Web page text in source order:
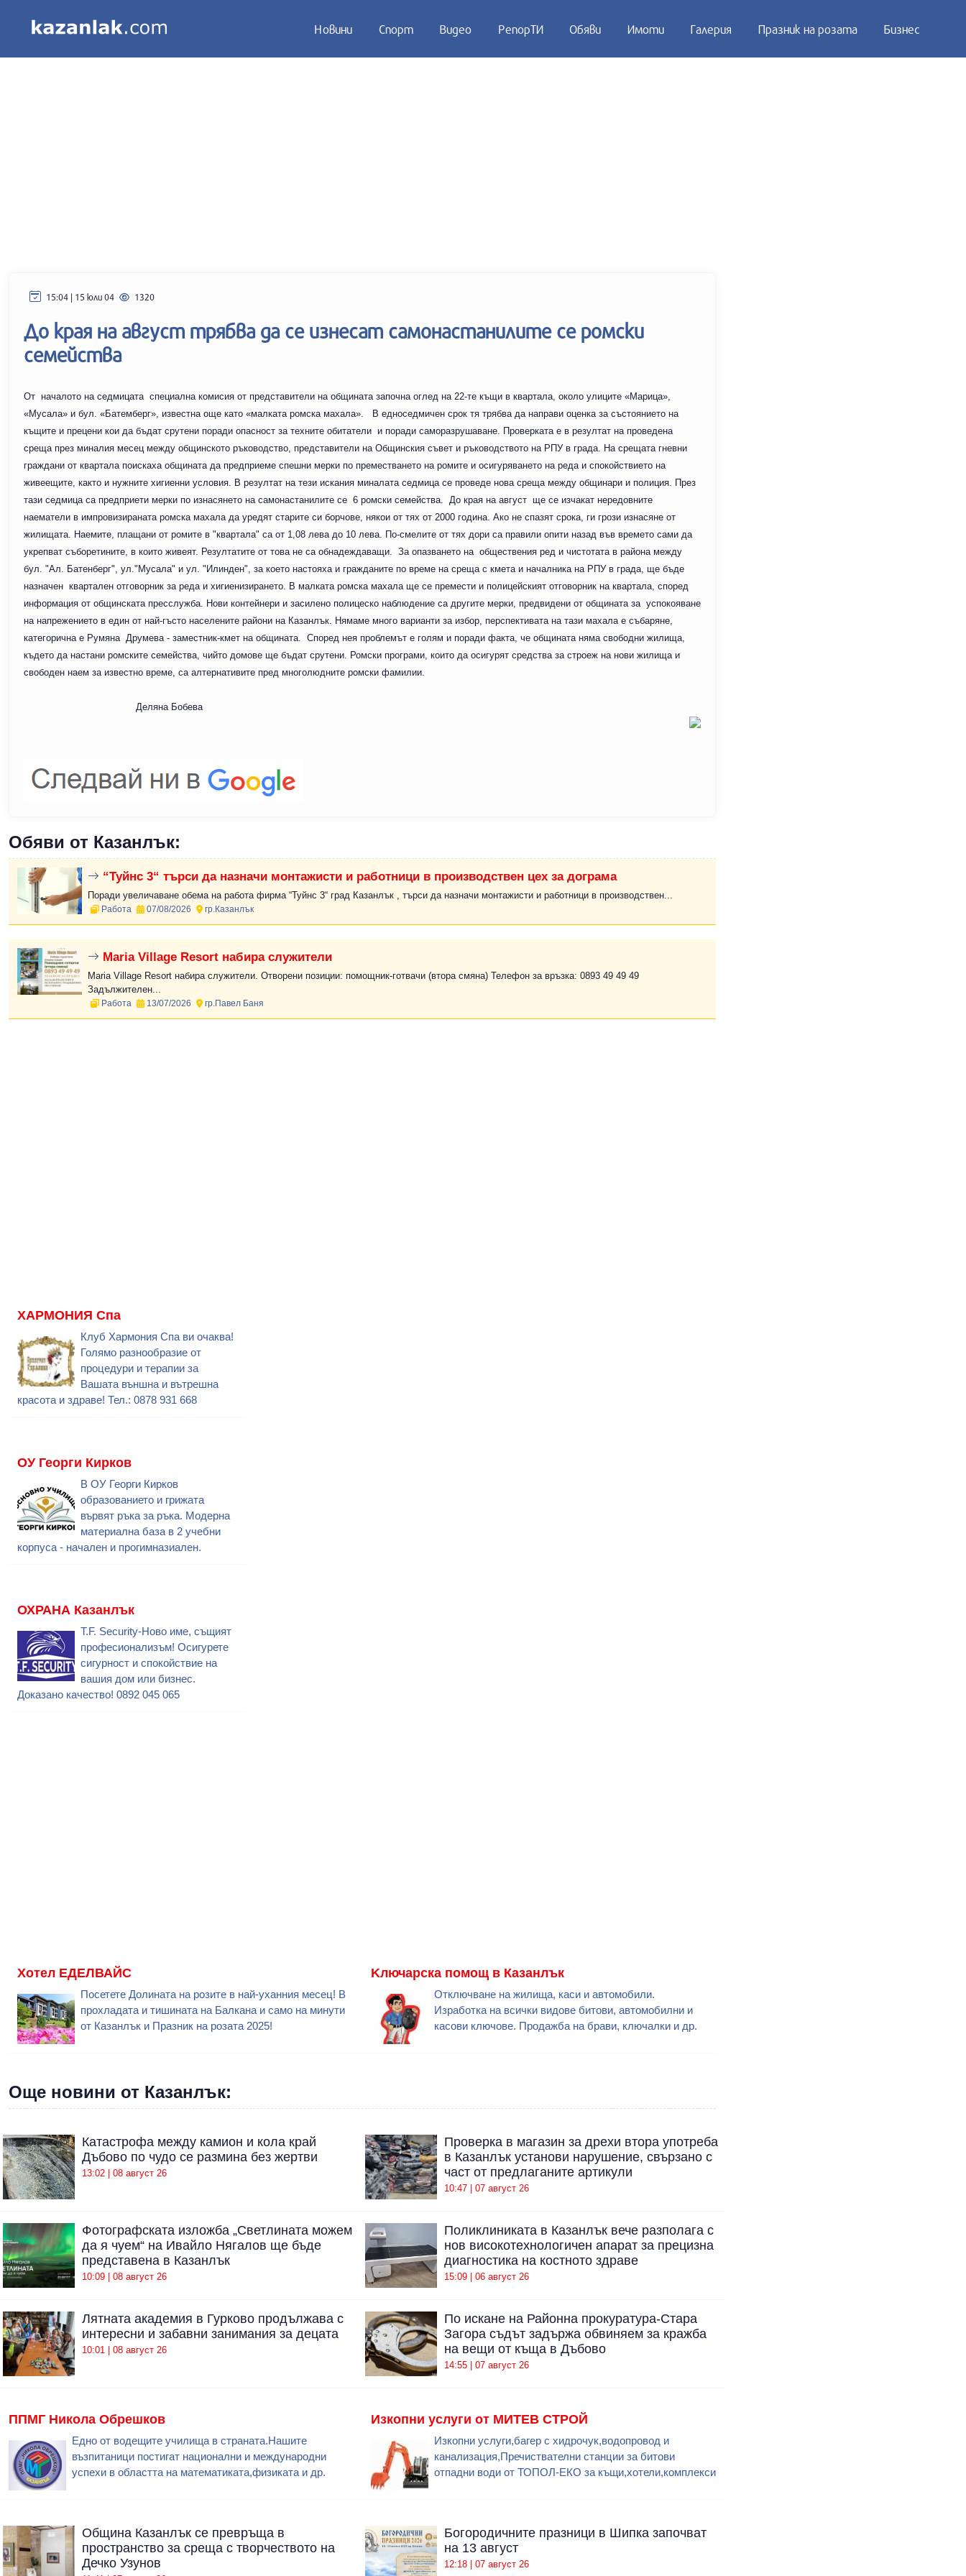
Новини Спорт Видео РепорТИ Обяви Имоти Галерия Празник на розата Бизнес
15:04 | 15 юли 04 1320
До края на август трябва да се изнесат самонастанилите се ромски
семейства
От началото на седмицата специална комисия от представители на общината започна оглед на 22-те къщи в квартала, около улиците «Марица»,
«Мусала» и бул. «Батемберг», известна още като «малката ромска махала». В едноседмичен срок тя трябва да направи оценка за състоянието на
къщите и прецени кои да бъдат срутени поради опасност за техните обитатели и поради саморазрушаване. Проверката е в резултат на проведена
среща през миналия месец между общинското ръководство, представители на Общинския съвет и ръководството на РПУ в града. На срещата гневни
граждани от квартала поискаха общината да предприеме спешни мерки по преместването на ромите и осигуряването на реда и спокойствието на
живеещите, както и нужните хигиенни условия. В резултат на тези искания миналата седмица се проведе нова среща между общинари и полиция. През
тази седмица са предприети мерки по изнасянето на самонастанилите се 6 ромски семейства. До края на август ще се изчакат нередовните
наематели в импровизираната ромска махала да уредят старите си борчове, някои от тях от 2000 година. Ако не спазят срока, ги грози изнасяне от
жилищата. Наемите, плащани от ромите в "квартала" са от 1,08 лева до 10 лева. По-смелите от тях дори са правили опити назад във времето сами да
укрепват съборетините, в които живеят. Резултатите от това не са обнадеждаващи. За опазването на обществения ред и чистотата в района между
бул. "Ал. Батенберг", ул."Мусала" и ул. "Илинден", за което настояха и гражданите по време на среща с кмета и началника на РПУ в града, ще бъде
назначен квартален отговорник за реда и хигиенизирането. В малката ромска махала ще се премести и полицейският отговорник на квартала, според
информация от общинската пресслужба. Нови контейнери и засилено полицеско наблюдение са другите мерки, предвидени от общината за успокояване
на напрежението в един от най-гъсто населените райони на Казанлък. Нямаме много варианти за избор, перспективата на тази махала е събаряне,
категорична е Румяна Друмева - заместник-кмет на общината. Според нея проблемът е голям и поради факта, че общината няма свободни жилища,
където да настани ромските семейства, чийто домове ще бъдат срутени. Ромски програми, които да осигурят средства за строеж на нови жилища и
свободен наем за известно време, са алтернативите пред многолюдните ромски фамилии.
Деляна Бобева
Обяви от Казанлък:
“Туйнс 3“ търси да назначи монтажисти и работници в производствен цех за дограма
Поради увеличаване обема на работа фирма “Туйнс 3“ град Казанлък , търси да назначи монтажисти и работници в производствен...
Работа 07/08/2026 гр.Казанлък
Maria Village Resort набира служители
Maria Village Resort набира служители. Отворени позиции: помощник-готвачи (втора смяна) Телефон за връзка: 0893 49 49 49
Задължителен...
Работа 13/07/2026 гр.Павел Баня
ХАРМОНИЯ Спа
Клуб Хармония Спа ви очаква!
Голямо разнообразие от
процедури и терапии за
Вашата външна и вътрешна
красота и здраве! Тел.: 0878 931 668
ОУ Георги Кирков
В ОУ Георги Кирков
образованието и грижата
вървят ръка за ръка. Модерна
материална база в 2 учебни
корпуса - начален и прогимназиален.
ОХРАНА Казанлък
T.F. Security-Ново име, същият
професионализъм! Осигурете
сигурност и спокойствие на
вашия дом или бизнес.
Доказано качество! 0892 045 065
Хотел ЕДЕЛВАЙС
Посетете Долината на розите в най-уханния месец! В
прохладата и тишината на Балкана и само на минути
от Казанлък и Празник на розата 2025!
Kлючарска помощ в Казанлък
Отключване на жилища, каси и автомобили.
Изработка на всички видове битови, автомобилни и
касови ключове. Продажба на брави, ключалки и др.
Още новини от Казанлък:
Катастрофа между камион и кола край
Дъбово по чудо се размина без жертви
13:02 | 08 август 26
Проверка в магазин за дрехи втора употреба
в Казанлък установи нарушение, свързано с
част от предлаганите артикули
10:47 | 07 август 26
Фотографската изложба „Светлината можем
да я чуем“ на Ивайло Нягалов ще бъде
представена в Казанлък
10:09 | 08 август 26
Поликлиниката в Казанлък вече разполага с
нов високотехнологичен апарат за прецизна
диагностика на костното здраве
15:09 | 06 август 26
Лятната академия в Гурково продължава с
интересни и забавни занимания за децата
10:01 | 08 август 26
По искане на Районна прокуратура-Стара
Загора съдът задържа обвиняем за кражба
на вещи от къща в Дъбово
14:55 | 07 август 26
ППМГ Никола Обрешков
Едно от водещите училища в страната.Нашите
възпитаници постигат национални и международни
успехи в областта на математиката,физиката и др.
Изкопни услуги от МИТЕВ СТРОЙ
Изкопни услуги,багер с хидрочук,водопровод и
канализация,Пречиствателни станции за битови
отпадни води от ТОПОЛ-ЕКО за къщи,хотели,комплекси
Община Казанлък се превръща в
пространство за среща с творчеството на
Дечко Узунов
Богородичните празници в Шипка започват
на 13 август
12:18 | 07 август 26